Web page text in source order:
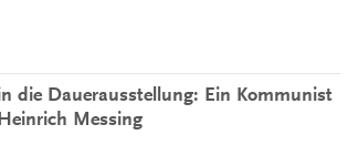
die Dauerausstellung: Ein Kommunist
Messing